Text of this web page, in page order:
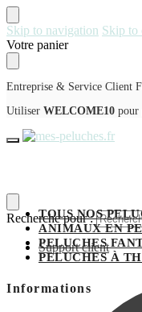
Skip to navigation Skip to
Votre panier
Entreprise & Service Client
Utiliser WELCOME10 pour
Recherche pour :
Support client
TOUS NOS
ANIMAUX EN
PELUCHES
PELUCHES À
Informations